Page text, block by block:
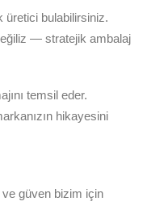
bulabilirsiniz.
— stratejik ambalaj
temsil eder.
hikayesini
güven bizim için